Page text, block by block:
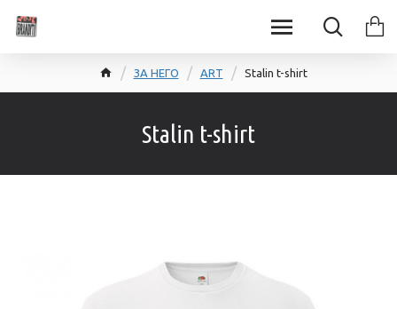
ЗА НЕГО ART Stalin t-shirt
Stalin t-shirt